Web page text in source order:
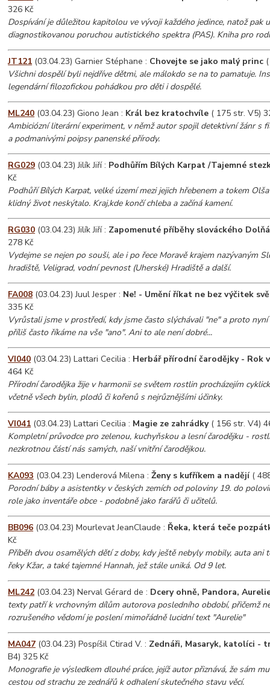
326 Kč
Dospívání je důležitou kapitolou ve vývoji každého jedince, natož pak
diagnostikovanou poruchou autistického spektra (PAS). Kniha pro
JT121 (03.04.23) Garnier Stéphane : Chovejte se jako malý princ
Všichni dospělí byli nejdříve dětmi, ale málokdo se na to pamatuje.
legendární filozofickou pohádkou pro děti i dospělé.
ML240 (03.04.23) Giono Jean : Král bez kratochvíle ( 175 str. V5)
Ambiciózní literární experiment, v němž autor spojil detektivní žánr s
a podmanivými poipsy panenské přírody.
RG029 (03.04.23) Jilík Jiří : Podhůřím Bílých Karpat /Tajemné
Kč
Podhůří Bílých Karpat, velké území mezi jejich hřebenem a tokem
klidný život neskýtalo. Kraj,kde končí chleba a začíná kamení.
RG030 (03.04.23) Jilík Jiří : Zapomenuté příběhy slováckého
278 Kč
Vydejme se nejen po souši, ale i po řece Moravě krajem nazývaným
hradiště, Veligrad, vodní pevnost (Uherské) Hradiště a další.
FA008 (03.04.23) Juul Jesper : Ne! - Umění říkat ne bez výčitek
335 Kč
Vyrůstali jsme v prostředí, kdy jsme často slýchávali "ne" a proto
příliš často říkáme na vše "ano". Ani to ale není dobré...
VI040 (03.04.23) Lattari Cecilia : Herbář přírodní čarodějky - Rok
464 Kč
Přírodní čarodějka žije v harmonii se světem rostlin procházejím
včetně všech bylin, plodů či kořenů s nejrůznějšími účinky.
VI041 (03.04.23) Lattari Cecilia : Magie ze zahrádky( 156 str. V4)
Kompletní průvodce pro zelenou, kuchyňskou a lesní čarodějku -
nezkrotnou částí nás samých, naší vnitřní čarodějkou.
KA093 (03.04.23) Lenderová Milena :Ženy s kufříkem a nadějí(
Porodní báby a asistentky v českých zemích od poloviny 19. do
role jako inventáře obce - podobně jako farářů či učitelů.
BB096 (03.04.23) Mourlevat JeanClaude : Řeka, která teče
Kč
Příběh dvou osamělých dětí z doby, kdy ještě nebyly mobily, auta ani
řeky Kžar, a také tajemné Hannah, jež stále uniká. Od 9 let.
ML242 (03.04.23) Nerval Gérard de : Dcery ohně, Pandora,
texty patří k vrchovným dílům autorova posledního období, přičemž
rozrušeného vědomí je poslení mimořádně lucidní text "Aurelie"
MA047 (03.04.23) Pospíšil Ctirad V. : Zednáři, Masaryk, katolíci -
B4) 325 Kč
Monografie je výsledkem dlouhé práce, jejíž autor přiznává, že sám
cestou od strachu ze zednářů k odhalení skutečného stavu věcí.